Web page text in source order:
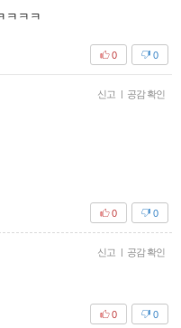
ㅋㅋㅋ
0
0
신고 | 공감 확인
0
0
신고 | 공감 확인
0
0